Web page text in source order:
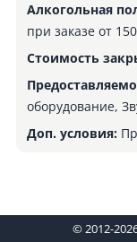
Алкогольная
при заказе от
Стоимость
оборудование,
Доп. условия:
© 2012-